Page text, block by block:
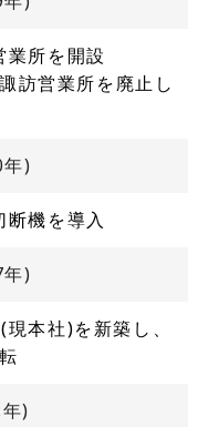
業所を開設
訪営業所を廃止し
)
機を導入
)
本社)を新築し、
)